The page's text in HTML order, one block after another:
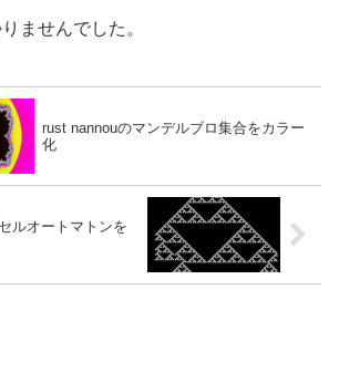
ませんでした。
rust nannouのマンデルブロ集合をカラー
化
ルオートマトンを